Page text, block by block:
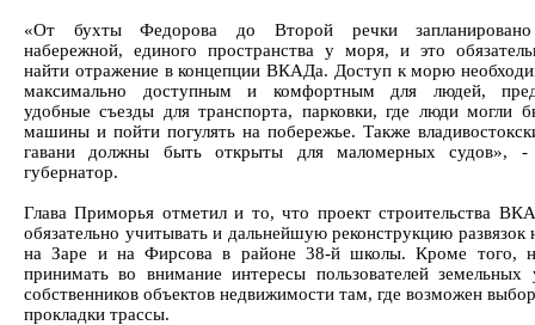
«От бухты Федорова до Второй речки запланировано
набережной, единого пространства у моря, и это
найти отражение в концепции ВКАДа. Доступ к морю
максимально доступным и комфортным для людей,
удобные съезды для транспорта, парковки, где люди могли
машины и пойти погулять на побережье. Также
гавани должны быть открыты для маломерных судов», -
губернатор.
Глава Приморья отметил и то, что проект строительства
обязательно учитывать и дальнейшую реконструкцию развязок
на Заре и на Фирсова в районе 38-й школы. Кроме того,
принимать во внимание интересы пользователей земельных
собственников объектов недвижимости там, где возможен
прокладки трассы.